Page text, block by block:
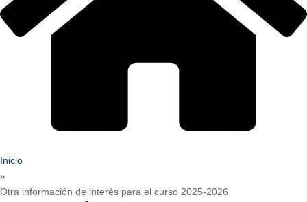
Inicio
»
Otra información de interés para el curso 2025-2026